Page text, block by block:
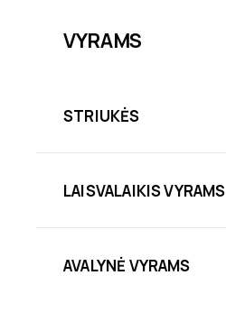
VYRAMS
STRIUKĖS
LAISVALAIKIS VYRAMS
AVALYNĖ VYRAMS